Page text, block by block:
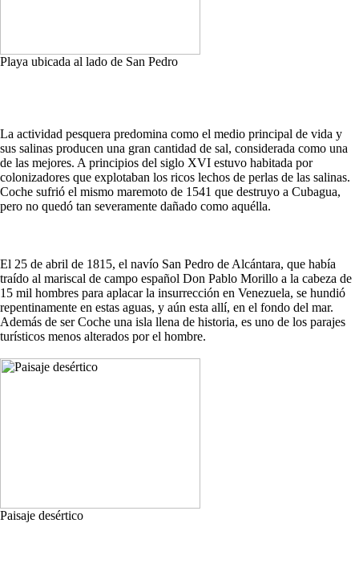
Playa ubicada al lado de San Pedro
La actividad pesquera predomina como el medio principal de vida y
sus salinas producen una gran cantidad de sal, considerada como una
de las mejores. A principios del siglo XVI estuvo habitada por
colonizadores que explotaban los ricos lechos de perlas de las salinas.
Coche sufrió el mismo maremoto de 1541 que destruyo a Cubagua,
pero no quedó tan severamente dañado como aquélla.
El 25 de abril de 1815, el navío San Pedro de Alcántara, que había
traído al mariscal de campo español Don Pablo Morillo a la cabeza de
15 mil hombres para aplacar la insurrección en Venezuela, se hundió
repentinamente en estas aguas, y aún esta allí, en el fondo del mar.
Además de ser Coche una isla llena de historia, es uno de los parajes
turísticos menos alterados por el hombre.
Paisaje desértico